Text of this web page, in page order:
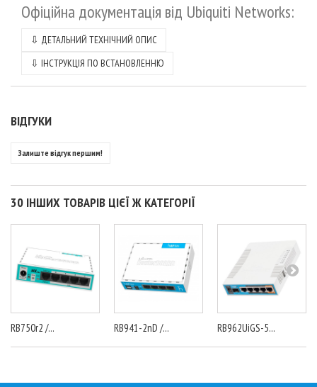
Офіційна документація від Ubiquiti Networks:
⇩ ДЕТАЛЬНИЙ ТЕХНІЧНИЙ ОПИС
⇩ ІНСТРУКЦІЯ ПО ВСТАНОВЛЕННЮ
ВІДГУКИ
Залиште відгук першим!
30 ІНШИХ ТОВАРІВ ЦІЄЇ Ж КАТЕГОРІЇ
RB750r2 /... RB941-2nD /... RB962UiGS-5...